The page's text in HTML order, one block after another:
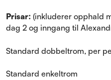
Prisar: (inkluderer opphald
dag 2 og inngang til
Standard
Standard